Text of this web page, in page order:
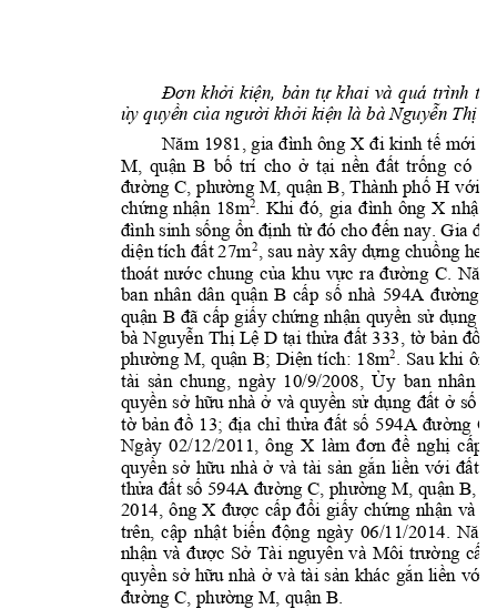
Đơn khởi kiện, bản tự khai và quá trình tố
ủy quyền của người khởi kiện là bà Nguyễn Thị
Năm 1981, gia đình ông X đi kinh tế mới
M, quận B bố trí cho ở tại nền đất trống có
đường C, phường M, quận B, Thành phố H với
chứng nhận 18m 2. Khi đó, gia đình ông X nhận
đình sinh sống ổn định từ đó cho đến nay. Gia
diện tích đất 27m 2 , sau này xây dựng chuồng
thoát nước chung của khu vực ra đường C.
ban nhân dân quận B cấp số nhà 594A đường
quận B đã cấp giấy chứng nhận quyền sử dụng
bà Nguyễn Thị Lệ D tại thửa đất 333, tờ bản đồ
phường M, quận B; Diện tích: 18m 2 . Sau khi
tài sản chung, ngày 10/9/2008, Ủy ban nhân
quyền sở hữu nhà ở và quyền sử dụng đất ở số
tờ bản đồ 13; địa chỉ thửa đất số 594A đường C
Ngày 02/12/2011, ông X làm đơn đề nghị cấp
quyền sở hữu nhà ở và tài sản gắn liền với đất
thửa đất số 594A đường C, phường M, quận B,
2014, ông X được cấp đổi giấy chứng nhận và
trên, cập nhật biến động ngày 06/11/2014.
nhận và được Sở Tài nguyên và Môi trường cấp
quyền sở hữu nhà ở và tài sản khác gắn liền với
đường C phường M quận B